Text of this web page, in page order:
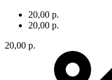
20,00 р.
20,00 р.
20,00 р.